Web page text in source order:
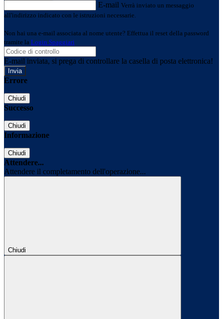
E-mail Verrà inviato un messaggio
all'indirizzo indicato con le istruzioni necessarie.
Non hai una e-mail associata al nome utente? Effettua il reset della password
tramite la Login Spaggiari
E-mail inviata, si prega di controllare la casella di posta elettronica!
Errore
Chiudi
Successo
Chiudi
Informazione
Chiudi
Attendere...
Attendere il completamento dell'operazione...
Chiudi